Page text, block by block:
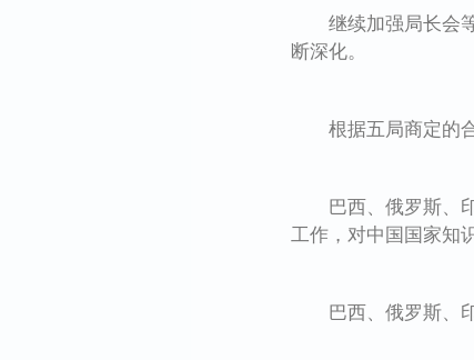
继续加强局长会等
断深化。
根据五局商定的合
巴西、俄罗斯、印
工作，对中国国家知
巴西、俄罗斯、印